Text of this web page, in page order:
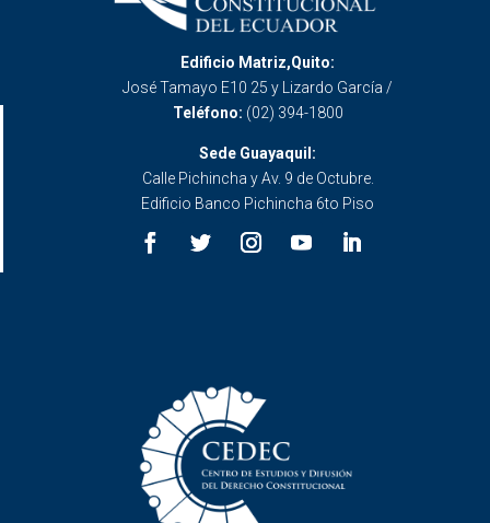
Edificio Matriz,Quito:
José Tamayo E10 25 y Lizardo García /
Teléfono: (02) 394-1800
Sede Guayaquil:
Calle Pichincha y Av. 9 de Octubre.
Edificio Banco Pichincha 6to Piso